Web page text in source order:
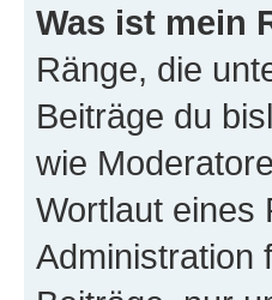
Was ist mein
Ränge, die
Beiträge du
wie
Wortlaut eines
Administration